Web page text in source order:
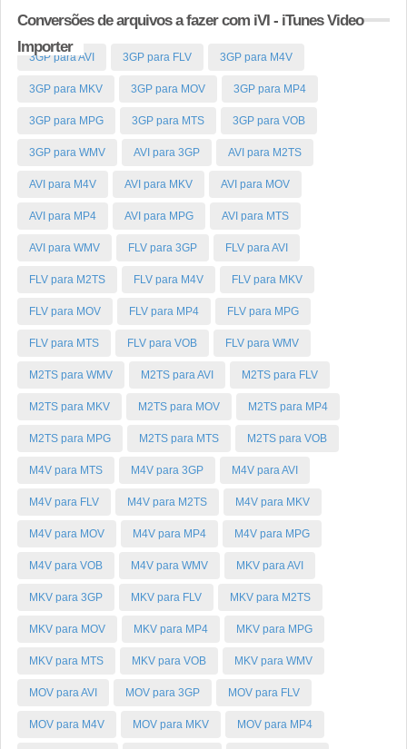
Conversões de arquivos a fazer com iVI - iTunes Video
Importer
3GP para AVI 3GP para FLV 3GP para M4V
3GP para MKV 3GP para MOV 3GP para MP4
3GP para MPG 3GP para MTS 3GP para VOB
3GP para WMV AVI para 3GP AVI para M2TS
AVI para M4V AVI para MKV AVI para MOV
AVI para MP4 AVI para MPG AVI para MTS
AVI para WMV FLV para 3GP FLV para AVI
FLV para M2TS FLV para M4V FLV para MKV
FLV para MOV FLV para MP4 FLV para MPG
FLV para MTS FLV para VOB FLV para WMV
M2TS para WMV M2TS para AVI M2TS para FLV
M2TS para MKV M2TS para MOV M2TS para MP4
M2TS para MPG M2TS para MTS M2TS para VOB
M4V para MTS M4V para 3GP M4V para AVI
M4V para FLV M4V para M2TS M4V para MKV
M4V para MOV M4V para MP4 M4V para MPG
M4V para VOB M4V para WMV MKV para AVI
MKV para 3GP MKV para FLV MKV para M2TS
MKV para MOV MKV para MP4 MKV para MPG
MKV para MTS MKV para VOB MKV para WMV
MOV para AVI MOV para 3GP MOV para FLV
MOV para M4V MOV para MKV MOV para MP4